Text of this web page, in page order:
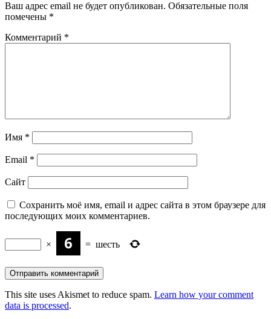
Ваш адрес email не будет опубликован. Обязательные поля
помечены *
Комментарий *
Имя *
Email *
Сайт
Сохранить моё имя, email и адрес сайта в этом браузере для
последующих моих комментариев.
× = шесть
This site uses Akismet to reduce spam. Learn how your comment
data is processed.